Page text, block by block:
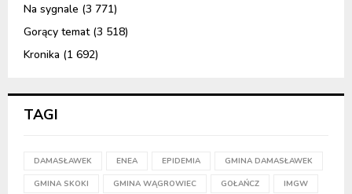
Na sygnale (3 771)
Gorący temat(3 518)
Kronika (1 692)
TAGI
DAMASŁAWEK ENEA EPIDEMIA GMINA DAMASŁAWEK
GMINA SKOKI GMINA WĄGROWIEC GOŁAŃCZ IMGW